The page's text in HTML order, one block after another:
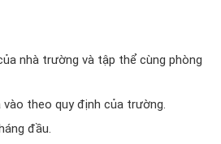
nhà trường và tập thể cùng phòng
vào theo quy định của trường.
đầu.